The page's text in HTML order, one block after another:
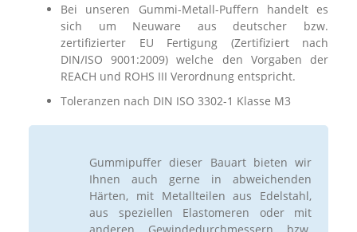
Bei unseren Gummi-Metall-Puffern handelt es
sich um Neuware aus deutscher bzw.
zertifizierter EU Fertigung (Zertifiziert nach
DIN/ISO 9001:2009) welche den Vorgaben der
REACH und ROHS III Verordnung entspricht.
Toleranzen nach DIN ISO 3302-1 Klasse M3
Gummipuffer dieser Bauart bieten wir
Ihnen auch gerne in abweichenden
Härten, mit Metallteilen aus Edelstahl,
aus speziellen Elastomeren oder mit
anderen Gewindedurchmessern bzw.